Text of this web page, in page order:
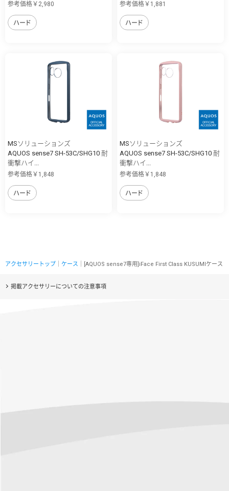
参考価格￥2,980
ハード
参考価格￥1,881
ハード
MSソリューションズ
AQUOS sense7 SH-53C/SHG10 耐
衝撃ハイ...
参考価格￥1,848
ハード
MSソリューションズ
AQUOS sense7 SH-53C/SHG10 耐
衝撃ハイ...
参考価格￥1,848
ハード
アクセサリートップ ケース ｜[AQUOS sense7専用]iFace First Class KUSUMIケース
掲載アクセサリーについての注意事項